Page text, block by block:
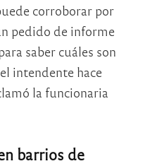
corroborar por
pedido de informe
saber cuáles son
intendente hace
la funcionaria
barrios de